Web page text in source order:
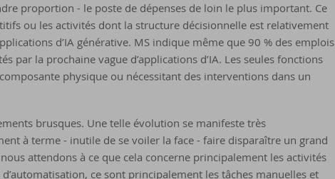
proportion - le poste de dépenses de loin le plus important. Ce
ou les activités dont la structure décisionnelle est relativement
d’IA générative. MS indique même que 90 % des emplois
par la prochaine vague d’applications d’IA. Les seules fonctions
physique ou nécessitant des interventions dans un
brusques. Une telle évolution se manifeste très
à terme - inutile de se voiler la face - faire disparaître un grand
attendons à ce que cela concerne principalement les activités
ce sont principalement les tâches manuelles et